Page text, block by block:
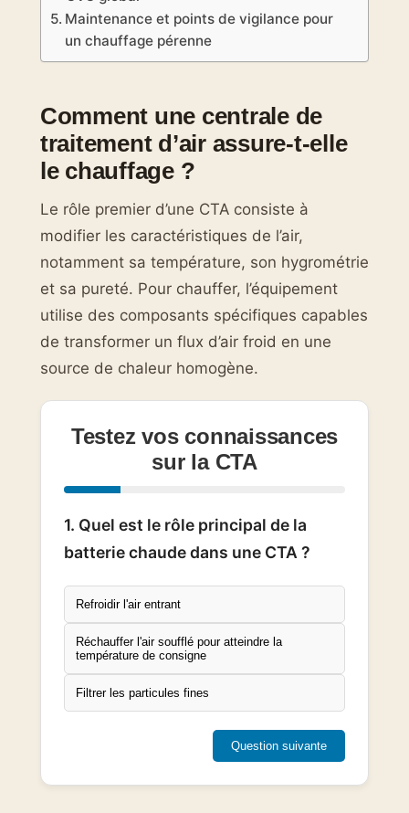
Maintenance et points de vigilance pour
un chauffage pérenne
Comment une centrale de
traitement d’air assure-t-elle
le chauffage ?
Le rôle premier d’une CTA consiste à
modifier les caractéristiques de l’air,
notamment sa température, son hygrométrie
et sa pureté. Pour chauffer, l’équipement
utilise des composants spécifiques capables
de transformer un flux d’air froid en une
source de chaleur homogène.
Testez vos connaissances
sur la CTA
1. Quel est le rôle principal de la
batterie chaude dans une CTA ?
Refroidir l'air entrant
Réchauffer l'air soufflé pour atteindre la
température de consigne
Filtrer les particules fines
Question suivante